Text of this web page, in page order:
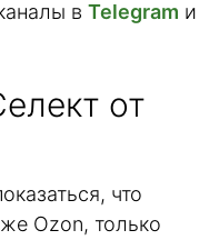
в Telegram и
от
что
Ozon, только